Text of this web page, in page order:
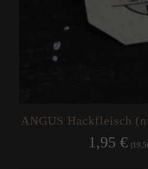
ANGUS Hackfleisch
1,95 € (